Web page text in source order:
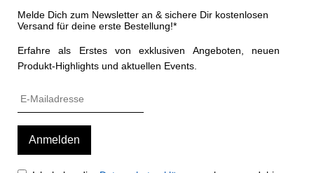
Melde Dich zum Newsletter an & sichere Dir kostenlosen
Versand für deine erste Bestellung!*
Erfahre als Erstes von exklusiven Angeboten, neuen
Produkt-Highlights und aktuellen Events.